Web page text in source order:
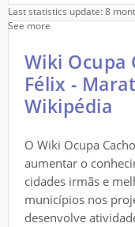
Last statistics update: 8
See more
Wiki Ocupa
Félix -
Wikipédia
O Wiki Ocupa
aumentar o
cidades irmãs e
municípios nos
desenvolve